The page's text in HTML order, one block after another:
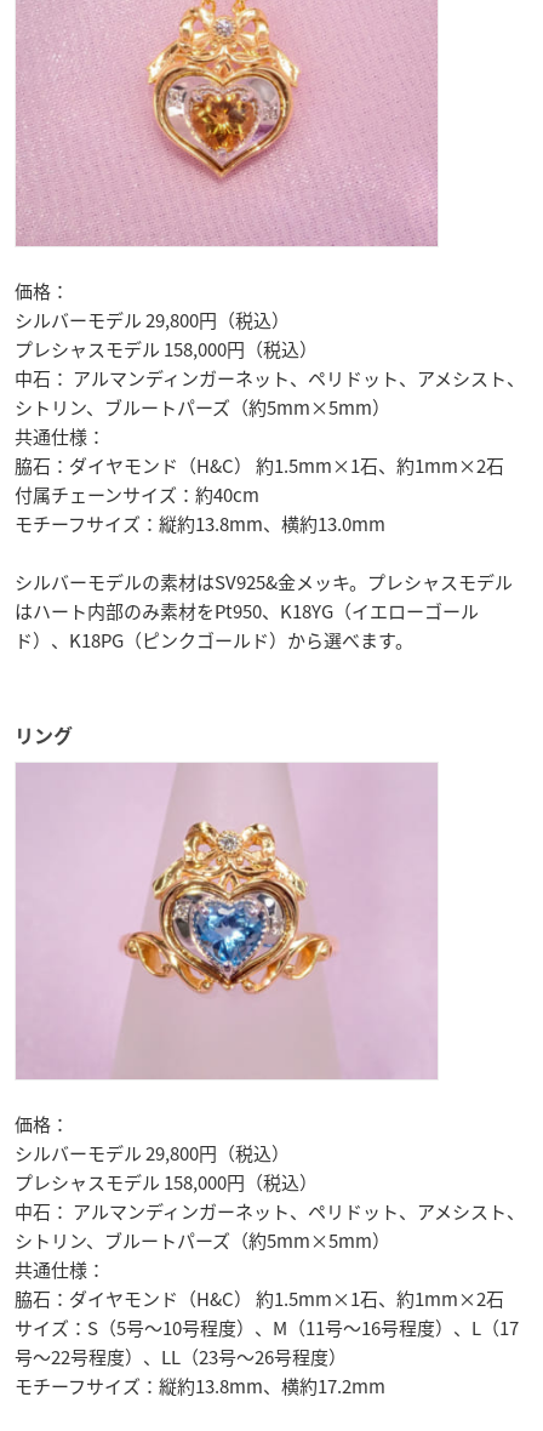
価格：
シルバーモデル 29,800円（税込）
プレシャスモデル 158,000円（税込）
中石： アルマンディンガーネット、ペリドット、アメシスト、
シトリン、ブルートパーズ（約5mm×5mm）
共通仕様：
脇石：ダイヤモンド（H&C） 約1.5mm×1石、約1mm×2石
付属チェーンサイズ：約40cm
モチーフサイズ：縦約13.8mm、横約13.0mm
シルバーモデルの素材はSV925&金メッキ。プレシャスモデル
はハート内部のみ素材をPt950、K18YG（イエローゴール
ド）、K18PG（ピンクゴールド）から選べます。
リング
価格：
シルバーモデル 29,800円（税込）
プレシャスモデル 158,000円（税込）
中石： アルマンディンガーネット、ペリドット、アメシスト、
シトリン、ブルートパーズ（約5mm×5mm）
共通仕様：
脇石：ダイヤモンド（H&C） 約1.5mm×1石、約1mm×2石
サイズ：S（5号〜10号程度）、M（11号〜16号程度）、L（17
号〜22号程度）、LL（23号〜26号程度）
モチーフサイズ：縦約13.8mm、横約17.2mm